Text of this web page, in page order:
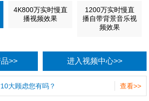
4K800万实时慢直
播视频效果
1200万实时慢直
播自带背景音乐视
频效果
>> 进入视频中心>>
查看>>
大顾虑您有吗？